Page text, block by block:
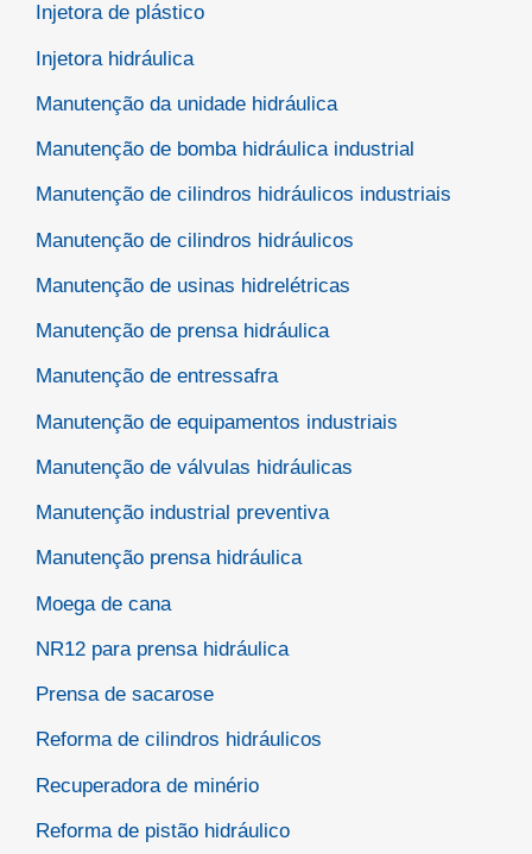
Injetora de plástico
Injetora hidráulica
Manutenção da unidade hidráulica
Manutenção de bomba hidráulica industrial
Manutenção de cilindros hidráulicos industriais
Manutenção de cilindros hidráulicos
Manutenção de usinas hidrelétricas
Manutenção de prensa hidráulica
Manutenção de entressafra
Manutenção de equipamentos industriais
Manutenção de válvulas hidráulicas
Manutenção industrial preventiva
Manutenção prensa hidráulica
Moega de cana
NR12 para prensa hidráulica
Prensa de sacarose
Reforma de cilindros hidráulicos
Recuperadora de minério
Reforma de pistão hidráulico